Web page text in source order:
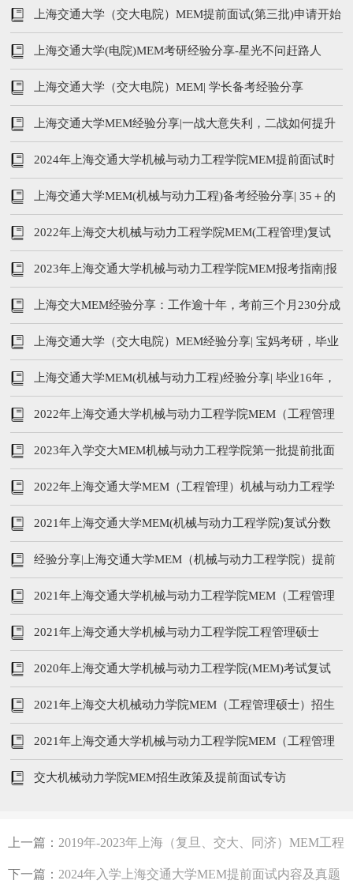
上海交通大学（交大电院）MEM提前面试(第三批)申请开始
上海交通大学(电院)MEM考研经验分享-星光不问赶路人
上海交通大学（交大电院）MEM| 学长备考经验分享
上海交通大学MEM经验分享|一战大意失利，二战如何提升
45分？
2024年上海交通大学机械与动力工程学院MEM提前面试时
间及内容
上海交通大学MEM(机械与动力工程)备考经验分享| 35＋的
人生如何逆转
2022年上海交大机械与动力工程学院MEM(工程管理)复试
分数线及复试内容
2023年上海交通大学机械与动力工程学院MEM报考指南|报
考条件、学费、提前面试
上海交大MEM经验分享：工作逾十年，考前三个月230分成
功上岸
上海交通大学（交大电院）MEM经验分享| 宝妈考研，毕业
十年上岸交大
上海交通大学MEM(机械与动力工程)经验分享| 毕业16年，
如何6个月成功上岸交大~
2022年上海交通大学机械与动力工程学院MEM（工程管理
硕士）招生简章
2023年入学交大MEM机械与动力工程学院第一批提前批面
试时间及流程
2022年上海交通大学MEM（工程管理）机械与动力工程学
院复试分数线及复试安排
2021年上海交通大学MEM(机械与动力工程学院)复试分数
线及复试内容
经验分享|上海交通大学MEM（机械与动力工程学院）提前
面试优秀
2021年上海交通大学机械与动力工程学院MEM（工程管理
硕士）提前面试流程及时间
2021年上海交通大学机械与动力工程学院工程管理硕士
（MEM）招生简章
2020年上海交通大学机械与动力工程学院(MEM)考试复试
2021年上海交大机械动力学院MEM（工程管理硕士）招生
简章
2021年上海交通大学机械与动力工程学院MEM（工程管理
硕士）招生简章
交大机械动力学院MEM招生政策及提前面试专访
上一篇： 2019年-2023年上海（复旦、交大、同济）MEM工程
管理分数线汇总！
下一篇： 2024年入学上海交通大学MEM提前面试内容及真题